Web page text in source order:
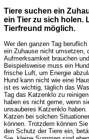
Tiere suchen ein
ein Tier zu sich holen.
Tierfreund möglich.
Wer den ganzen Tag
ein Zuhause nicht umsetzen,
Aufmerksamkeit brauchen
Beispielsweise muss ein
frische Luft, um Energie
Hund kann nicht wie eine
ist es wichtig, täglich das
Tag das Katzenklo zu
haben es nicht gerne, wenn
unsauberes Katzenklo
Katzen bei solchen
können. Trotzdem können
den Schutz der Tiere ein,